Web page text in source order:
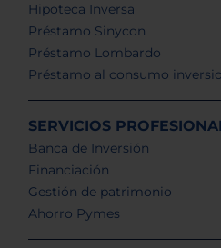
Hipoteca Inversa
Préstamo Sinycon
Préstamo Lombardo
Préstamo al consumo
SERVICIOS
Banca de Inversión
Financiación
Gestión de patrimonio
Ahorro Pymes